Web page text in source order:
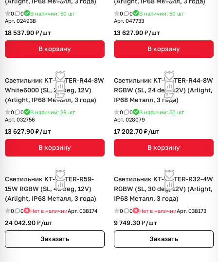
0 0 В наличии: 50 шт
Арт. 024938
18 537.90 ₽/шт
В корзину
0 0 В наличии: 50 шт
Арт. 047733
13 627.90 ₽/шт
В корзину
Светильник KT-WATER-R44-8W
White6000 (SL, 24 deg, 12V)
(Arlight, IP68 Металл, 3 года)
0 0 В наличии: 29 шт
Арт. 032756
13 627.90 ₽/шт
В корзину
Светильник KT-WATER-R44-8W
RGBW (SL, 24 deg, 12V) (Arlight,
IP68 Металл, 3 года)
0 0 В наличии: 50 шт
Арт. 028079
17 202.70 ₽/шт
В корзину
Светильник KT-WATER-R59-
15W RGBW (SL, 40 deg, 12V)
(Arlight, IP68 Металл, 3 года)
0 0 Нет в наличииАрт. 038174
24 042.90 ₽/шт
Заказать
Светильник KT-WATER-R32-4W
RGBW (SL, 30 deg, 12V) (Arlight,
IP68 Металл, 3 года)
0 0 Нет в наличииАрт. 038173
9 749.30 ₽/шт
Заказать